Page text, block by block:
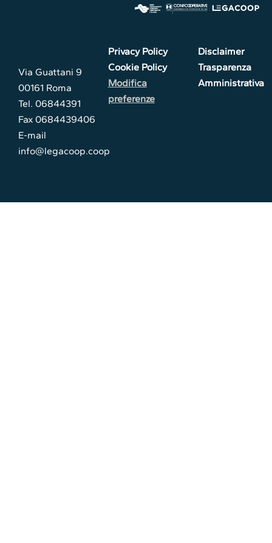
Via Guattani 9
00161 Roma
Tel. 06844391
Fax 0684439406
E-mail
info@legacoop.coop
Privacy Policy
Cookie Policy
Modifica
preferenze
Disclaimer
Trasparenza
Amministrativa